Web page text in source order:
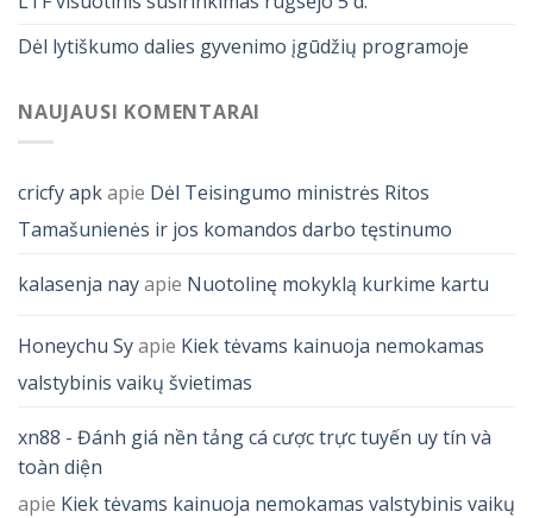
Dėl lytiškumo dalies gyvenimo įgūdžių programoje
NAUJAUSI KOMENTARAI
cricfy apkapie Dėl Teisingumo ministrės Ritos
Tamašunienės ir jos komandos darbo tęstinumo
kalasenja nayapie Nuotolinę mokyklą kurkime kartu
Honeychu Syapie Kiek tėvams kainuoja nemokamas
valstybinis vaikų švietimas
xn88 - Đánh giá nền tảng cá cược trực tuyến uy tín và
toàn diện
apie Kiek tėvams kainuoja nemokamas valstybinis vaikų